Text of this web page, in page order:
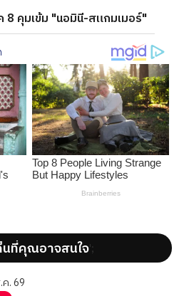
8 คุมเข้ม "นอมินี-สแกมเมอร์"
นที่คุณอาจสนใจ';
. 69